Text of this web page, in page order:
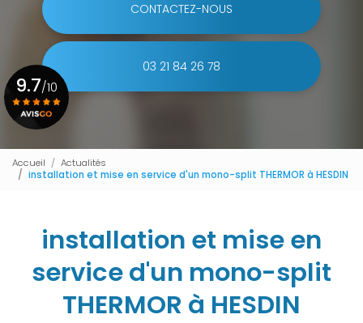
CONTACTEZ-NOUS
03 21 84 26 78
9.7/10
Accueil
Actualités
installation et mise en service d'un mono-split THERMOR à HESDIN
installation et mise en
service d'un mono-split
THERMOR à HESDIN